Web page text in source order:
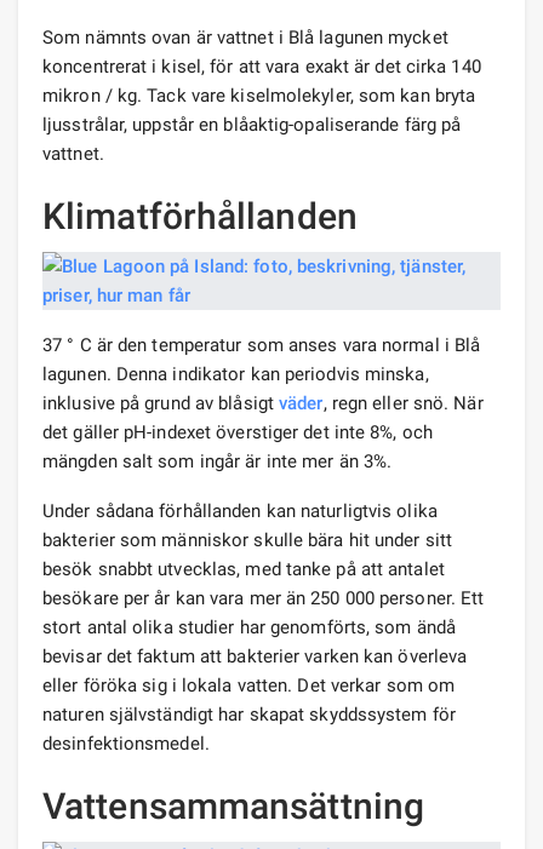
Som nämnts ovan är vattnet i Blå lagunen mycket
koncentrerat i kisel, för att vara exakt är det cirka 140
mikron / kg. Tack vare kiselmolekyler, som kan bryta
ljusstrålar, uppstår en blåaktig-opaliserande färg på
vattnet.
Klimatförhållanden
37 ° C är den temperatur som anses vara normal i Blå
lagunen. Denna indikator kan periodvis minska,
inklusive på grund av blåsigtväder, regn eller snö. När
det gäller pH-indexet överstiger det inte 8%, och
mängden salt som ingår är inte mer än 3%.
Under sådana förhållanden kan naturligtvis olika
bakterier som människor skulle bära hit under sitt
besök snabbt utvecklas, med tanke på att antalet
besökare per år kan vara mer än 250 000 personer. Ett
stort antal olika studier har genomförts, som ändå
bevisar det faktum att bakterier varken kan överleva
eller föröka sig i lokala vatten. Det verkar som om
naturen självständigt har skapat skyddssystem för
desinfektionsmedel.
Vattensammansättning